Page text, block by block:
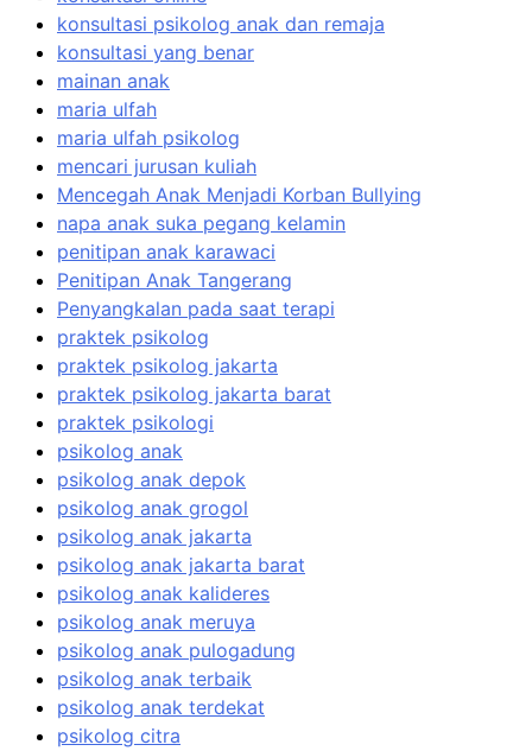
konsultasi psikolog anak dan remaja
konsultasi yang benar
mainan anak
maria ulfah
maria ulfah psikolog
mencari jurusan kuliah
Mencegah Anak Menjadi Korban Bullying
napa anak suka pegang kelamin
penitipan anak karawaci
Penitipan Anak Tangerang
Penyangkalan pada saat terapi
praktek psikolog
praktek psikolog jakarta
praktek psikolog jakarta barat
praktek psikologi
psikolog anak
psikolog anak depok
psikolog anak grogol
psikolog anak jakarta
psikolog anak jakarta barat
psikolog anak kalideres
psikolog anak meruya
psikolog anak pulogadung
psikolog anak terbaik
psikolog anak terdekat
psikolog citra